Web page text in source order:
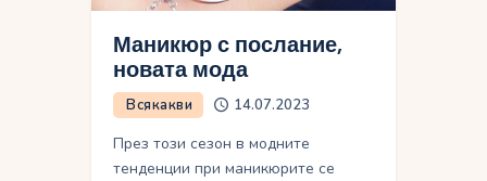
Маникюр с послание,
новата мода
Всякакви 14.07.2023
През този сезон в модните
тенденции при маникюрите се